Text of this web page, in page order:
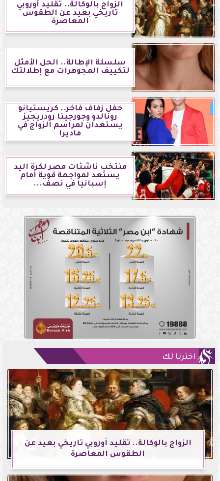
الزواج بالوكالة.. تقليد أوروبي
تاريخي بعيد عن الطقوس
المعاصرة
سلسلة الإطالة.. الحل الأمثل
لتكييف المجوهرات مع إطلالتك
حفل زفاف فاخر.. كريستيانو
رونالدو وجورجينا رودريجيز
يستعدان لمراسم الزواج في
ماديرا
منتخب ناشئات مصر لكرة اليد
يستعد لمواجهة قوية أمام
إسبانيا في نصف...
اخترنا لك
الزواج بالوكالة.. تقليد أوروبي تاريخي بعيد عن
الطقوس المعاصرة